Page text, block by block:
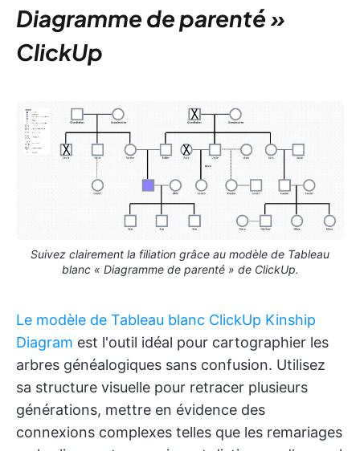
Diagramme de parenté »
ClickUp
Suivez clairement la filiation grâce au modèle de Tableau
blanc « Diagramme de parenté » de ClickUp.
Le modèle de Tableau blanc ClickUp Kinship
Diagram est l'outil idéal pour cartographier les
arbres généalogiques sans confusion. Utilisez
sa structure visuelle pour retracer plusieurs
générations, mettre en évidence des
connexions complexes telles que les remariages